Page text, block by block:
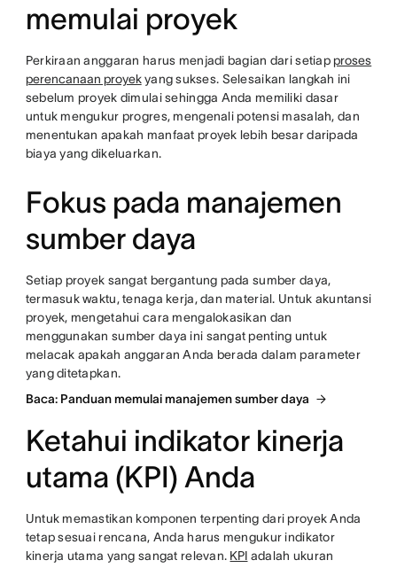
memulai proyek
Perkiraan anggaran harus menjadi bagian dari setiap proses
perencanaan proyekyang sukses. Selesaikan langkah ini
sebelum proyek dimulai sehingga Anda memiliki dasar
untuk mengukur progres, mengenali potensi masalah, dan
menentukan apakah manfaat proyek lebih besar daripada
biaya yang dikeluarkan.
Fokus pada manajemen
sumber daya
Setiap proyek sangat bergantung pada sumber daya,
termasuk waktu, tenaga kerja, dan material. Untuk akuntansi
proyek, mengetahui cara mengalokasikan dan
menggunakan sumber daya ini sangat penting untuk
melacak apakah anggaran Anda berada dalam parameter
yang ditetapkan.
Baca: Panduan memulai manajemen sumber daya
Ketahui indikator kinerja
utama (KPI) Anda
Untuk memastikan komponen terpenting dari proyek Anda
tetap sesuai rencana, Anda harus mengukur indikator
kinerja utama yang sangat relevan. KPI adalah ukuran